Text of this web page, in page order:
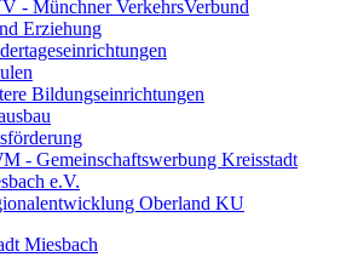
- Münchner VerkehrsVerbund
Erziehung
Bildungseinrichtungen
- Gemeinschaftswerbung Kreisstadt
e.V.
Oberland KU